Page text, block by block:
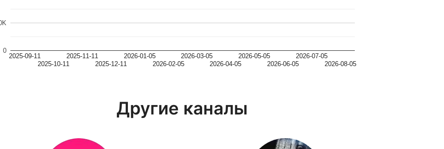
2025-09-11
2025-10-11
2025-11-11
2025-12-11
2026-01-05
2026-02-05
2026-03-05
2026-04-05
2026-05-05
2026-06-05
2026-07-05
2026-08-05
0
Другие каналы